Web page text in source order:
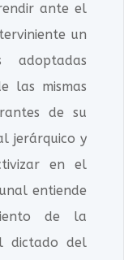
ante el
un
adoptadas
las mismas
de su
jerárquico y
en el
entiende
de la
dictado del